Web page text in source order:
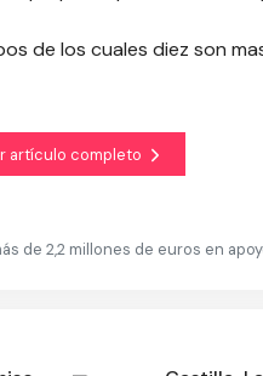
de los cuales diez son
artículo completo
de 2,2 millones de euros en